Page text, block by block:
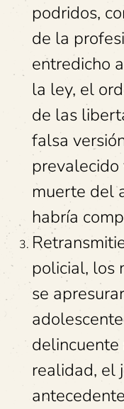
podridos,
de la
entredicho
la ley, el
de las
falsa
muerte del
habría
policial, los
se
delincuente
realidad, el